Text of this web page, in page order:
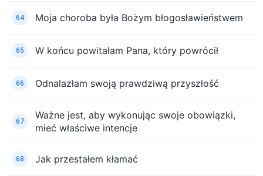
64 Moja choroba była Bożym błogosławieństwem
65 W końcu powitałam Pana, który powrócił
66 Odnalazłam swoją prawdziwą przyszłość
67
Ważne jest, aby wykonując swoje obowiązki,
mieć właściwe intencje
68 Jak przestałem kłamać